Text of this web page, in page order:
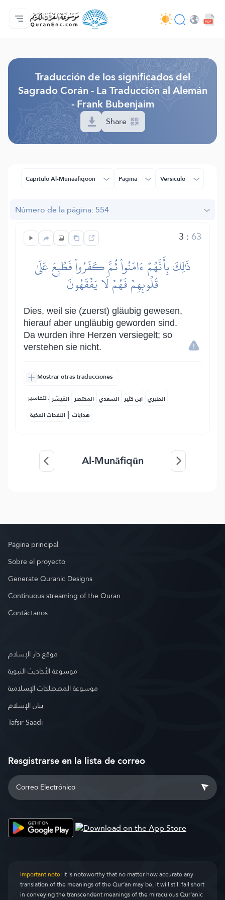
Página principal
Índice de traducciones
Audio
Servicios de desarrolladores - API
Sobre el proyecto
Contáctanos
Idioma
Traducción de los significados del
Sagrado Corán - La Traducción al Alemán
- Frank Bubenjaim
Share
Capítulo Al-Munaafiqoon Página Versículo
Número de la página: 554
3 :63
ذَٰلِكَ بِأَنَّهُمۡ ءَامَنُواْ ثُمَّ كَفَرُواْ فَطُبِعَ عَلَىٰ
قُلُوبِهِمۡ فَهُمۡ لَا يَفۡقَهُونَ
Dies, weil sie (zuerst) gläubig gewesen,
hierauf aber ungläubig geworden sind.
Da wurden ihre Herzen versiegelt; so
verstehen sie nicht.
Mostrar otras traducciones
التفاسير: المُيسَّر المختصر السعدي ابن كثير الطبري
النفحات المكية | هدايات
Al-Munāfiqūn
Página principal
Sobre el proyecto
Generate Quranic Designs
Continuous streaming of the Quran
Contáctanos
موقع دار الإسلام
موسوعة الأحاديث النبوية
موسوعة المصطلحات الإسلامية
بيان الإسلام
Tafsir Saadi
Resgistrarse en la lista de correo
Important note:It is noteworthy that no matter how accurate any
translation of the meanings of the Qur’an may be, it will still fall short
in conveying the transcendent meanings of the miraculous Qur’anic